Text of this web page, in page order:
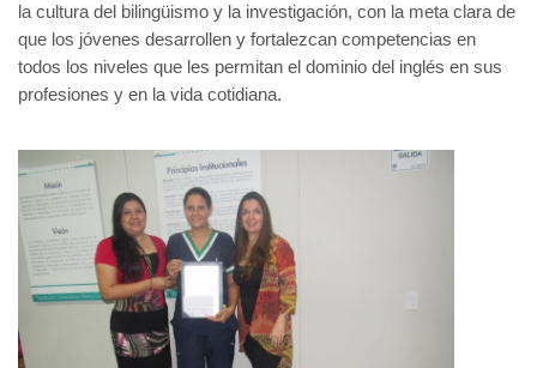
la cultura del bilingüismo y la investigación, con la meta clara de
que los jóvenes desarrollen y fortalezcan competencias en
todos los niveles que les permitan el dominio del inglés en sus
profesiones y en la vida cotidiana.